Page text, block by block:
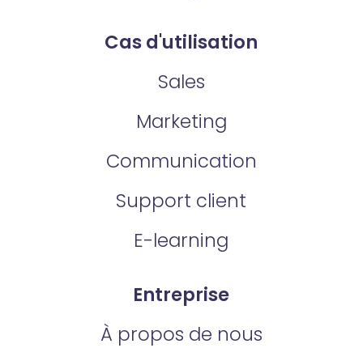
Cas d'utilisation
Sales
Marketing
Communication
Support client
E-learning
Entreprise
À propos de nous